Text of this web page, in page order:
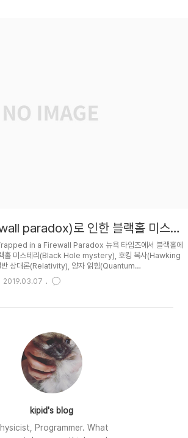
paradox)로 인한 블랙홀 미스테
in a Firewall Paradox 뉴욕 타임즈에서 블랙홀에
랙홀 미스테리(Black Hole mystery), 호킹 복사(Hawking
상대론(Relativity), 양자 얽힘(Quantum
설(Firewall paradox) by AMPS(Ahmed Almheiri,
and Dr. Polchinski) 등이 핵심 키워드. 현대 물리학의 핵
2019.03.07
kipid's blog
Programmer. What